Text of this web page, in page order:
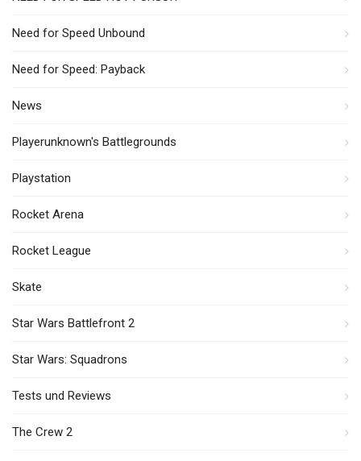
Need for Speed Unbound
Need for Speed: Payback
News
Playerunknown's Battlegrounds
Playstation
Rocket Arena
Rocket League
Skate
Star Wars Battlefront 2
Star Wars: Squadrons
Tests und Reviews
The Crew 2